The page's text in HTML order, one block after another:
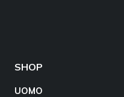
SHOP
UOMO